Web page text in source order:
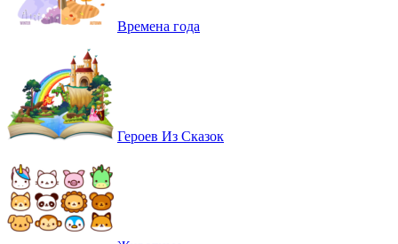
Времена года
Героев Из Сказок